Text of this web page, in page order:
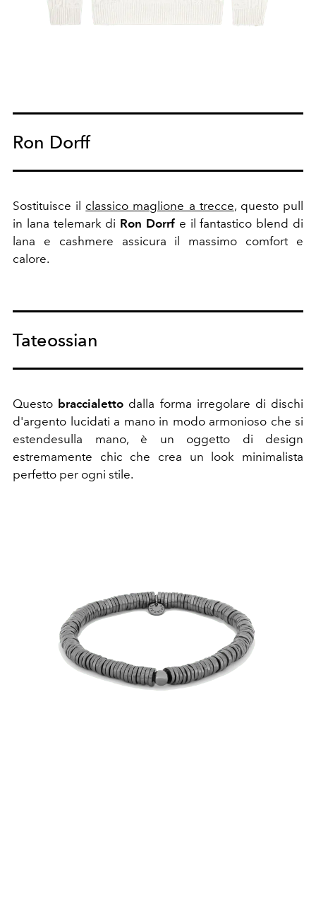
Ron Dorff
Sostituisce il classico maglione a trecce, questo pull
in lana telemark di Ron Dorrf e il fantastico blend di
lana e cashmere assicura il massimo comfort e
calore.
Tateossian
Questo braccialetto dalla forma irregolare di dischi
d'argento lucidati a mano in modo armonioso che si
estendesulla mano, è un oggetto di design
estremamente chic che crea un look minimalista
perfetto per ogni stile.